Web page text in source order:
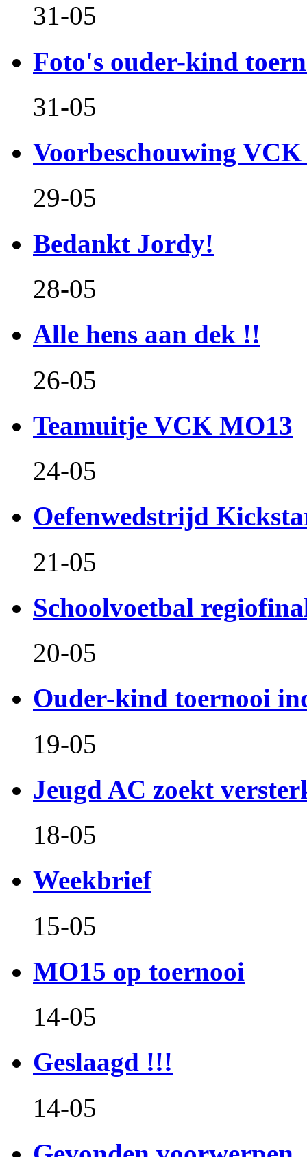
31-05
Foto's ouder-kind
31-05
Voorbeschouwing VCK
29-05
Bedankt Jordy!
28-05
Alle hens aan dek !!
26-05
Teamuitje VCK MO13
24-05
Oefenwedstrijd
21-05
Schoolvoetbal
20-05
Ouder-kind toernooi
19-05
Jeugd AC zoekt
18-05
Weekbrief
15-05
MO15 op toernooi
14-05
Geslaagd !!!
14-05